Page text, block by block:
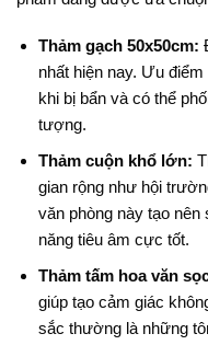
Thảm gạch 50x50cm:
nhất hiện nay. Ưu
khi bị bẩn và có thể
tượng.
Thảm cuộn khổ lớn:
gian rộng như hội
văn phòng này tạo
năng tiêu âm cực tốt.
Thảm tấm hoa văn
giúp tạo cảm giác
sắc thường là những